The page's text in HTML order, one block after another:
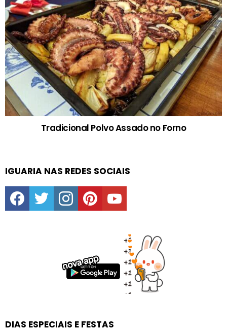
Tradicional Polvo Assado no Forno
IGUARIA NAS REDES SOCIAIS
facebooktwitter instagrampinterestyoutube
DIAS ESPECIAIS E FESTAS